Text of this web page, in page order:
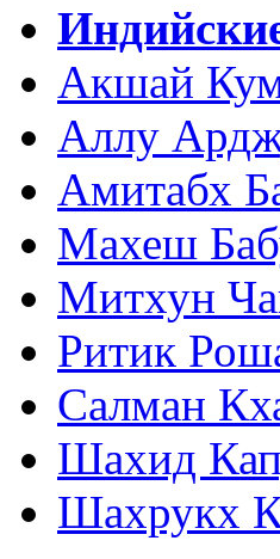
Акшай
Аллу
Амитабх
Махеш
Митхун
Ритик
Салман
Шахид
Шахрукх